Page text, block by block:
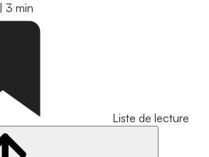
3 min
Liste de lecture